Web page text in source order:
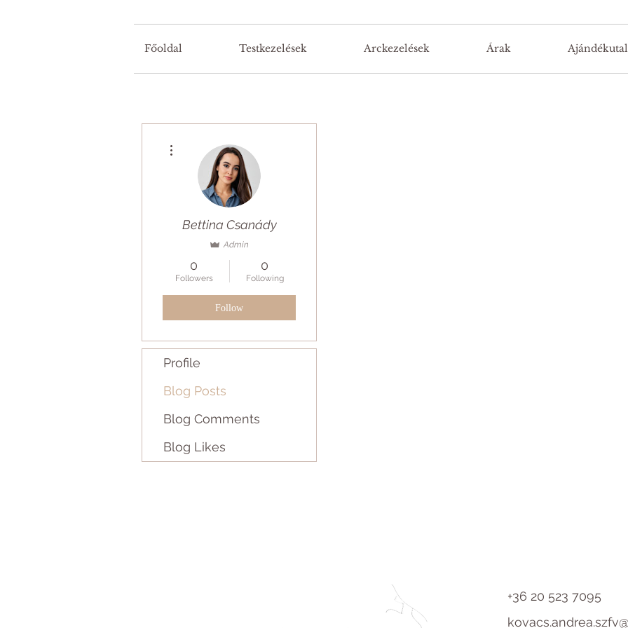
Főoldal Testkezelések Arckezelések Árak
Bettina Csanády
Admin
0
Followers
0
Following
Follow
Profile
Blog Posts
Blog Comments
Blog Likes
+36 20 523 7095